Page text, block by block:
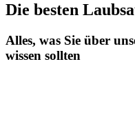
Die besten
Alles, was Sie über
wissen sollten